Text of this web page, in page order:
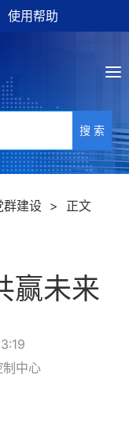
使用帮助
搜 索
群建设 > 正文
赢未来
制中心